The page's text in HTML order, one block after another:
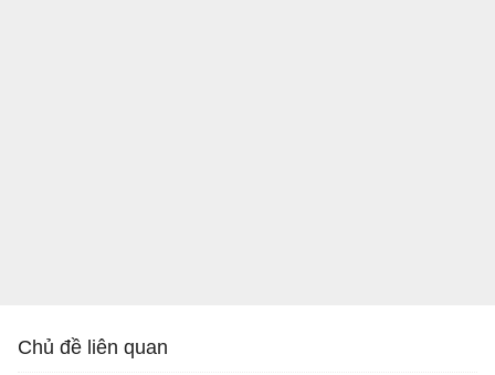
Chủ đề liên quan